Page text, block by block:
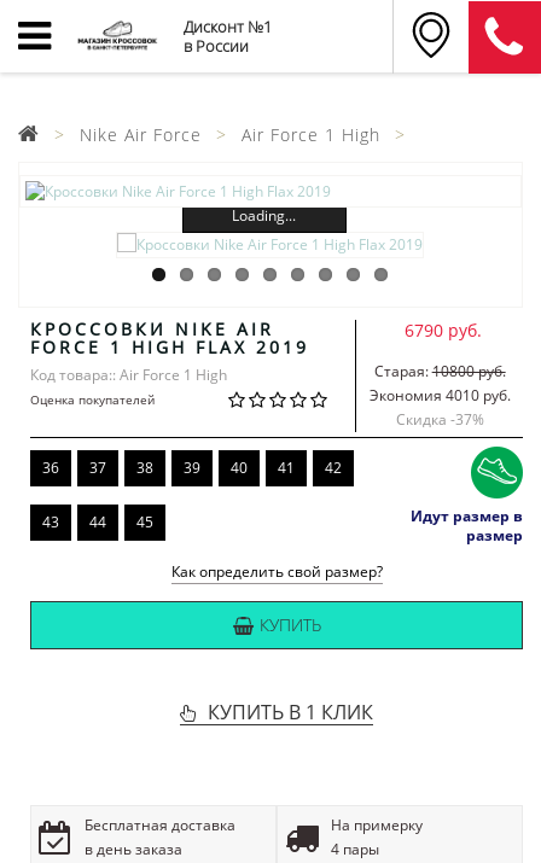
Дисконт №1
в России
Nike Air Force Air Force 1 High
Loading...
КРОССОВКИ NIKE AIR
FORCE 1 HIGH FLAX 2019
Код товара:: Air Force 1 High
Оценка покупателей
6790 руб.
Старая:10800 руб.
Экономия 4010 руб.
Скидка -37%
36 37 38 39 40 41 42
43 44 45
Идут размер в
размер
Как определить свой размер?
КУПИТЬ
КУПИТЬ В 1 КЛИК
Бесплатная доставка
в день заказа
На примерку
4 пары